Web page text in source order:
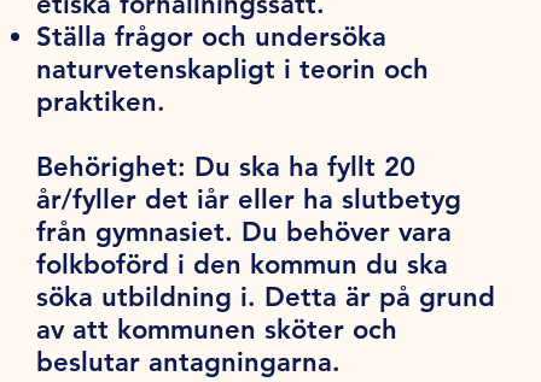
Ställa frågor och undersöka
naturvetenskapligt i teorin och
praktiken.
Behörighet: Du ska ha fyllt 20
år/fyller det iår eller ha slutbetyg
från gymnasiet. Du behöver vara
folkboförd i den kommun du ska
söka utbildning i. Detta är på grund
av att kommunen sköter och
beslutar antagningarna.